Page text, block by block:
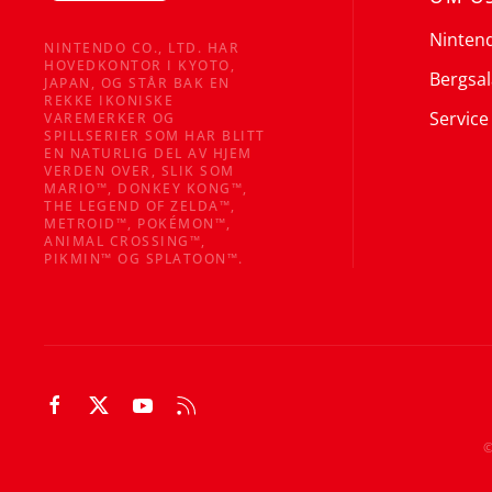
NINTENDO CO., LTD. HAR
HOVEDKONTOR I KYOTO,
JAPAN, OG STÅR BAK EN
REKKE IKONISKE
VAREMERKER OG
SPILLSERIER SOM HAR BLITT
EN NATURLIG DEL AV HJEM
VERDEN OVER, SLIK SOM
MARIO™, DONKEY KONG™,
THE LEGEND OF ZELDA™,
METROID™, POKÉMON™,
ANIMAL CROSSING™,
PIKMIN™ OG SPLATOON™.
Service